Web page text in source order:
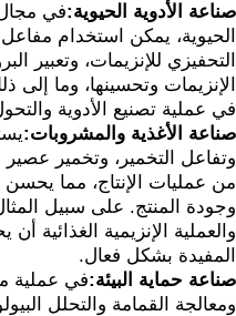
صناعة الأدوية الحيوية:في
الحيوية، يمكن استخدام
التحفيزي للإنزيمات، وتعبير
الإنزيمات وتحسينها، وما إلى
في عملية تصنيع الأدوية
صناعة الأغذية والمشروبات:
وتفاعل التخمير، وتخمير عصير
من عمليات الإنتاج، مما يحسن
وجودة المنتج. على سبيل
والعملية الإنزيمية الغذائية
المفيدة بشكل فعال.
صناعة حماية البيئة:في عملية
ومعالجة القمامة والتحلل